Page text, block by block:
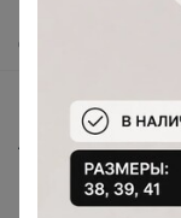
О нас
Все предложения
Анонсы
Новости